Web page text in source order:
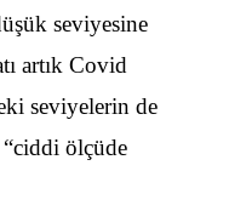
seviyesine
artık Covid
seviyelerin de
“ciddi ölçüde